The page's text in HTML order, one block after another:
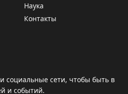
Наука
Контакты
социальные сети, чтобы быть в
и событий.